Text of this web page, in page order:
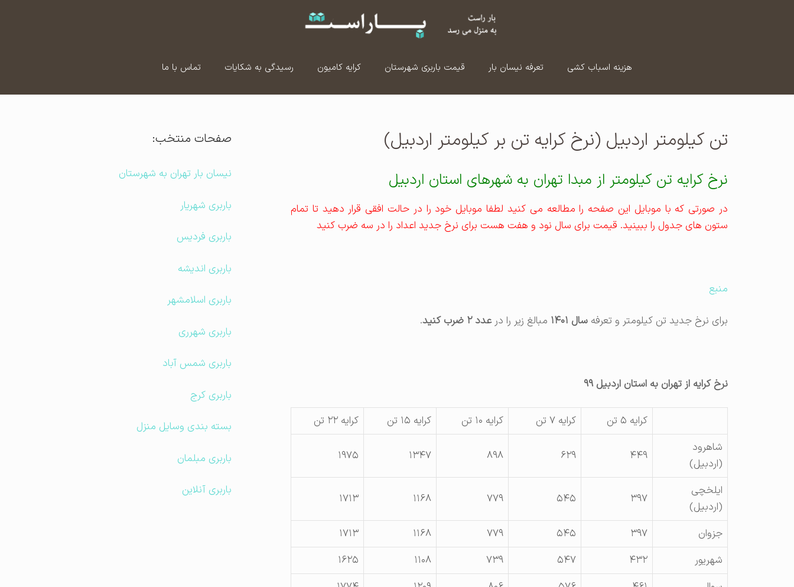
هزینه اسباب کشی تعرفه نیسان بار قیمت باربری شهرستان کرایه کامیون رسیدگی به شکایات تماس با ما
تن کیلومتر اردبیل (نرخ کرایه تن بر کیلومتر اردبیل)
نرخ کرایه تن کیلومتر از مبدا تهران به شهرهای استان اردبیل
در صورتی که با موبایل این صفحه را مطالعه می کنید لطفا موبایل خود را در حالت افقی قرار دهید تا تمام
ستون های جدول را ببینید. قیمت برای سال نود و هفت هست برای نرخ جدید اعداد را در سه ضرب کنید
منبع
برای نرخ جدید تن کیلومتر و تعرفه سال ۱۴۰۱ مبالغ زیر را درعدد ۲ ضرب کنید .
نرخ کرایه از تهران به استان اردبیل ۹۹
کرایه ۵ تن کرایه ۷ تن کرایه ۱۰ تن کرایه ۱۵ تن
کرایه ۲۲ تن
شاهرود
(اردبيل)
۴۴۹ ۶۲۹ ۸۹۸ ۱۳۴۷ ۱۹۷۵
ايلخچی
(اردبيل)
۳۹۷ ۵۴۵ ۷۷۹ ۱۱۶۸ ۱۷۱۳
جزوان ۳۹۷ ۵۴۵ ۷۷۹ ۱۱۶۸
۱۷۱۳
شهريور
۴۳۲ ۵۴۷ ۷۳۹ ۱۱۰۸
۱۶۲۵
صفحات منتخب:
نیسان بار تهران به شهرستان
باربری شهریار
باربری فردیس
باربری اندیشه
باربری اسلامشهر
باربری شهرری
باربری شمس آباد
باربری کرج
بسته بندی وسایل منزل
باربری مبلمان
باربری آنلاین